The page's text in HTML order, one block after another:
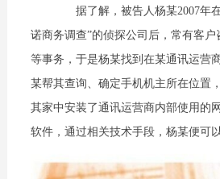
据了解，被告人杨某2007年在
诺商务调查”的侦探公司后，常有客
等事务，于是杨某找到在某通讯运营
某帮其查询、确定手机机主所在位置
其家中安装了通讯运营商内部使用的
软件，通过相关技术手段，杨某便可